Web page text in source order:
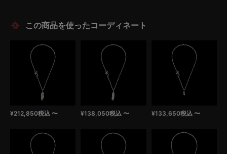
この商品を使ったコーディネート
¥212,850税込 〜 ¥138,050税込 〜 ¥133,650税込 〜